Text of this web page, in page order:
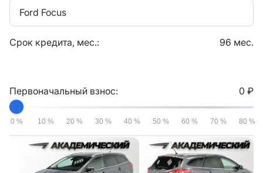
Ford Focus
Срок кредита, мес.: 96 мес.
Первоначальный взнос: 0 ₽
0 % 10 % 20 % 30 % 40 % 50 % 60 % 70 % 80 %